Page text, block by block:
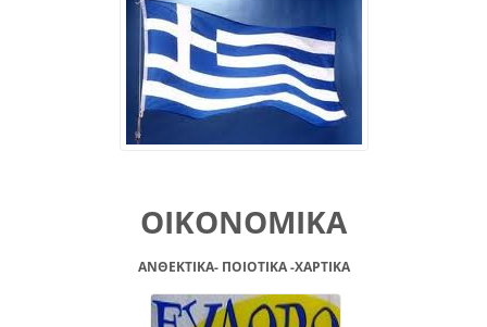
ΟΙΚΟΝΟΜΙΚΑ
ΑΝΘΕΚΤΙΚΑ- ΠΟΙΟΤΙΚΑ -XAPTIKA